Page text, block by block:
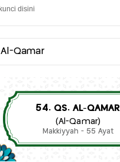
Al-Qamar
54. QS. AL-QAMAR
(Al-Qamar)
Makkiyyah - 55 Ayat